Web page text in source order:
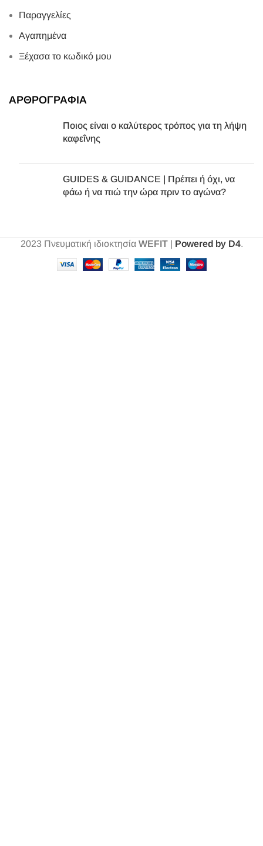
Παραγγελίες
Αγαπημένα
Ξέχασα το κωδικό μου
ΑΡΘΡΟΓΡΑΦΙΑ
Ποιος είναι ο καλύτερος τρόπος για τη λήψη
καφεΐνης
GUIDES & GUIDANCE | Πρέπει ή όχι, να
φάω ή να πιώ την ώρα πριν το αγώνα?
2023 Πνευματική ιδιοκτησία WEFIT| Powered by D4.